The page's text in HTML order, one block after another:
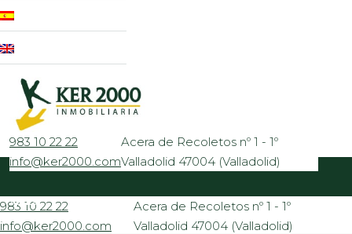
983 10 22 22
info@ker2000.com
Acera de Recoletos nº 1 - 1º
Valladolid 47004 (Valladolid)
Venta
983 10 22 22
info@ker2000.com
Acera de Recoletos nº 1 - 1º
Valladolid 47004 (Valladolid)